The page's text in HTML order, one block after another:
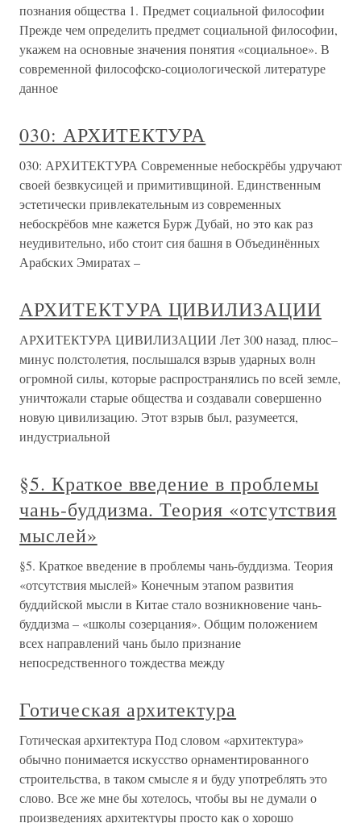
познания общества 1. Предмет социальной философии
Прежде чем определить предмет социальной философии,
укажем на основные значения понятия «социальное». В
современной философско-социологической литературе
данное
030: АРХИТЕКТУРА
030: АРХИТЕКТУРА Современные небоскрёбы удручают
своей безвкусицей и примитивщиной. Единственным
эстетически привлекательным из современных
небоскрёбов мне кажется Бурж Дубай, но это как раз
неудивительно, ибо стоит сия башня в Объединённых
Арабских Эмиратах –
АРХИТЕКТУРА ЦИВИЛИЗАЦИИ
АРХИТЕКТУРА ЦИВИЛИЗАЦИИ Лет 300 назад, плюс–
минус полстолетия, послышался взрыв ударных волн
огромной силы, которые распространялись по всей земле,
уничтожали старые общества и создавали совершенно
новую цивилизацию. Этот взрыв был, разумеется,
индустриальной
§5. Краткое введение в проблемы
чань-буддизма. Теория «отсутствия
мыслей»
§5. Краткое введение в проблемы чань-буддизма. Теория
«отсутствия мыслей» Конечным этапом развития
буддийской мысли в Китае стало возникновение чань-
буддизма – «школы созерцания». Общим положением
всех направлений чань было признание
непосредственного тождества между
Готическая архитектура
Готическая архитектура Под словом «архитектура»
обычно понимается искусство орнаментированного
строительства, в таком смысле я и буду употреблять это
слово. Все же мне бы хотелось, чтобы вы не думали о
произведениях архитектуры просто как о хорошо